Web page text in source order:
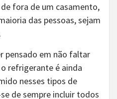
fora de um casamento,
das pessoas, sejam
pensado em não faltar
refrigerante é ainda
nesses tipos de
de sempre incluir todos